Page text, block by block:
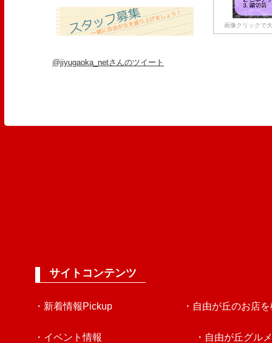
画像クリックで
@jiyugaoka_netさんのツイート
サイトコンテンツ
・新着情報Pickup
・イベント情報
・自由が丘のお店
・自由が丘グルメ